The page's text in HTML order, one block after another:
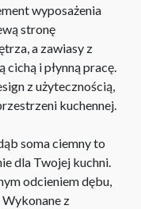
wyposażenia
stronę
a zawiasy z
i płynną pracę.
z użytecznością,
kuchennej.
soma ciemny to
dla Twojej kuchni.
odcieniem dębu,
z